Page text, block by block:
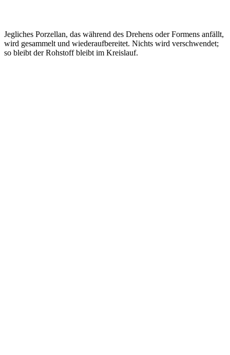
Jegliches Porzellan, das während des Drehens oder Formens anfällt,
wird gesammelt und wiederaufbereitet. Nichts wird verschwendet;
so bleibt der Rohstoff bleibt im Kreislauf.